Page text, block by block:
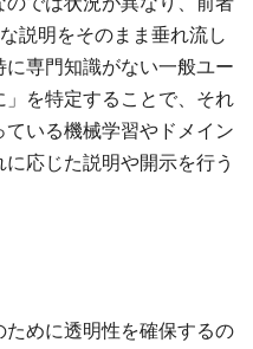
説明をそのまま垂れ流し
専門知識がない一般ユー
を特定することで、それ
いる機械学習やドメイン
応じた説明や開示を行う
めに透明性を確保するの